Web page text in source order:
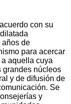
con su
años de
para acercar
aquella cuya
grandes núcleos
y de difusión de
Se
y